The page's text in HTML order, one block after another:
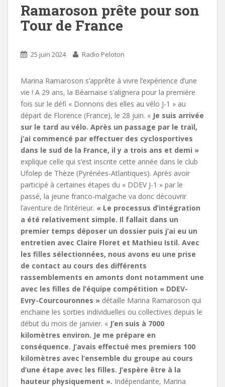
Ramaroson prête pour son
Tour de France
25 juin 2024 Radio Peloton
Marina Ramaroson s’apprête à vivre l’expérience d’une
vie ! A 29 ans, la Béarnaise s’alignera pour la première
fois sur le défi « Donnons des elles au vélo J-1 » au
départ de Florence (France), le 28 juin. « Je suis arrivée
sur le tard au vélo. Après un passage par le trail,
j’ai commencé par effectuer des cyclosportives
dans le sud de la France, il y a trois ans et demi »
explique celle qui s’est inscrite cette année dans le club
Ufolep de Thèze (Pyrénées-Atlantiques). Après avoir
participé à certaines étapes du « DDEV J-1 » par le
passé, la jeune franco-malgache va donc découvrir
l’aventure de l’intérieur. « Le processus d’intégration
a été relativement simple. Il fallait dans un
premier temps déposer un dossier puis j’ai eu un
entretien avec Claire Floret et Mathieu Istil. Avec
les filles sélectionnées, nous avons eu une prise
de contact au cours des différents
rassemblements en amonts dont notamment une
avec les filles de l’équipe compétition « DDEV-
Evry-Courcouronnes » détaille Marina Ramaroson qui
enchaine les sorties individuelles ou collectives depuis le
début du mois de janvier. « J’en suis à 7000
kilomètres environ. Je me prépare en
conséquence. J’avais effectué mes premiers 100
kilomètres avec l’ensemble du groupe au cours
d’une étape avec les filles. J’espère être à la
hauteur physiquement ». Indépendante, Marina